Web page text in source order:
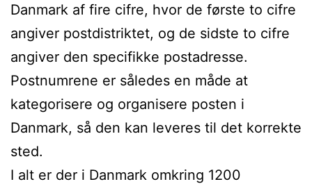
Danmark af fire cifre, hvor de første to cifre
angiver postdistriktet, og de sidste to cifre
angiver den specifikke postadresse.
Postnumrene er således en måde at
kategorisere og organisere posten i
Danmark, så den kan leveres til det korrekte
sted.
I alt er der i Danmark omkring 1200